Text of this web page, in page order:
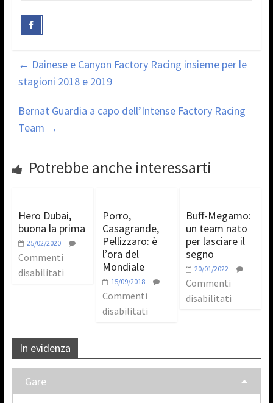
← Dainese e Canyon Factory Racing insieme per le
stagioni 2018 e 2019
Bernat Guardia a capo dell’Intense Factory Racing
Team →
Potrebbe anche interessarti
Hero Dubai,
buona la prima
25/02/2020
Commenti
disabilitati
Porro,
Casagrande,
Pellizzaro: è
l’ora del
Mondiale
15/09/2018
Commenti
disabilitati
Buff-Megamo:
un team nato
per lasciare il
segno
20/01/2022
Commenti
disabilitati
In evidenza
Gare